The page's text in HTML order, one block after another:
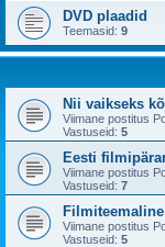
DVD plaadid
Teemasid: 9
Nii vaikseks
Viimane postitus
Vastuseid: 5
Eesti
Viimane postitus
Vastuseid: 7
Viimane postitus
Vastuseid: 5